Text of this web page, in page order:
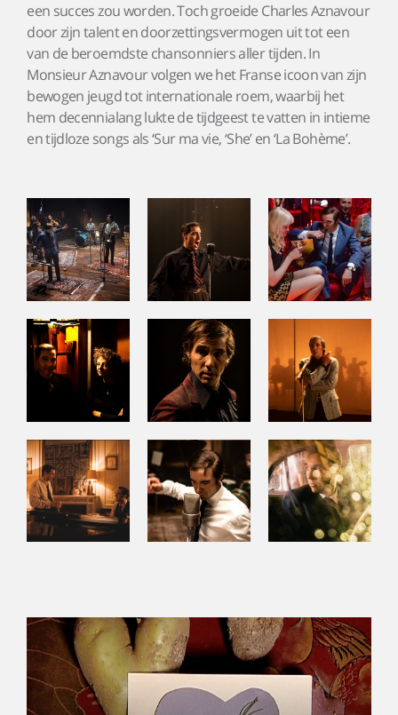
een succes zou worden. Toch groeide Charles Aznavour
door zijn talent en doorzettingsvermogen uit tot een
van de beroemdste chansonniers aller tijden. In
Monsieur Aznavour volgen we het Franse icoon van zijn
bewogen jeugd tot internationale roem, waarbij het
hem decennialang lukte de tijdgeest te vatten in intieme
en tijdloze songs als ‘Sur ma vie, ‘She’ en ‘La Bohème’.